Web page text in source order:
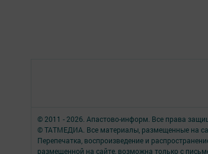
© 2011 - 2026. Апастово-информ. Все права
© ТАТМЕДИА. Все материалы, размещенные на
Перепечатка, воспроизведение и
размещенной на сайте, возможна только с